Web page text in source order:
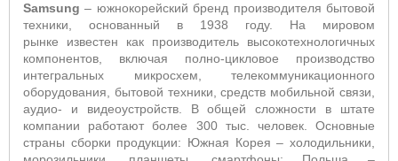
Samsung – южнокорейский бренд производителя бытовой
техники, основанный в 1938 году. На мировом
рынке известен как производитель высокотехнологичных
компонентов, включая полно-цикловое производство
интегральных микросхем, телекоммуникационного
оборудования, бытовой техники, средств мобильной связи,
аудио- и видеоустройств. В общей сложности в штате
компании работают более 300 тыс. человек. Основные
страны сборки продукции: Южная Корея – холодильники,